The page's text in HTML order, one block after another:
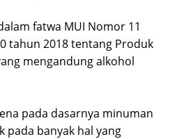
fatwa MUI Nomor 11
tahun 2018 tentang Produk
mengandung alkohol
pada dasarnya minuman
pada banyak hal yang